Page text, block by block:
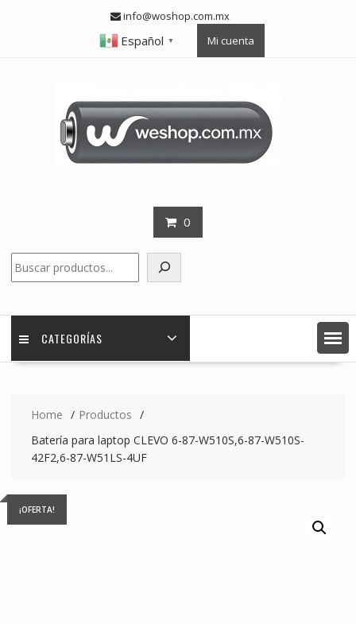
info@woshop.com.mx
Español ▼ Mi cuenta
0
CATEGORÍAS
Home
Productos
Batería para laptop CLEVO 6-87-W510S,6-87-W510S-
42F2,6-87-W51LS-4UF
¡OFERTA!